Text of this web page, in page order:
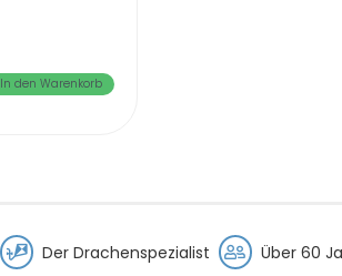
In den Warenkorb
Der Drachenspezialist Über 60